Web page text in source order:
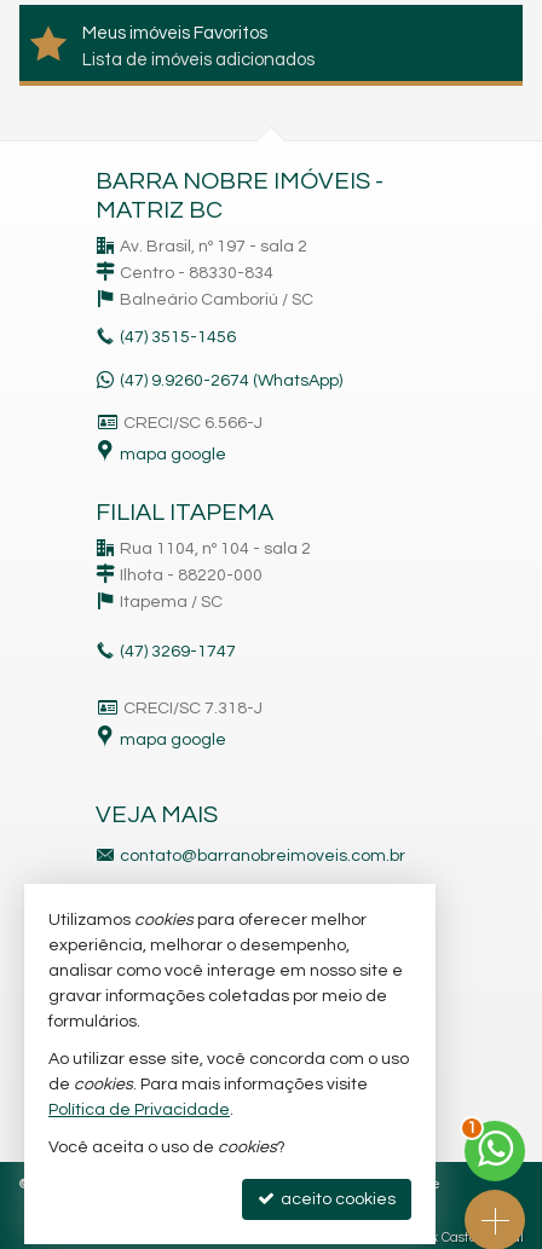
Meus imóveis Favoritos
Lista de imóveis adicionados
BARRA NOBRE IMÓVEIS -
MATRIZ BC
Av. Brasil, nº 197 - sala 2
Centro - 88330-834
Balneário Camboriú / SC
(47) 3515-1456
(47) 9.9260-2674 (WhatsApp)
CRECI/SC 6.566-J
mapa google
FILIAL ITAPEMA
Rua 1104, nº 104 - sala 2
Ilhota - 88220-000
Itapema / SC
(47) 3269-1747
CRECI/SC 7.318-J
mapa google
VEJA MAIS
contato@barranobreimoveis.com.br
receba nosso newsletter
imóveis favoritos
mapa de imóveis
© CRECI/SC 6.566-J e 7.318-J Política de Privacidade
Site para imobiliárias: Castel Digital
1
Utilizamos cookiespara oferecer melhor
experiência, melhorar o desempenho,
analisar como você interage em nosso site e
gravar informações coletadas por meio de
formulários.
Ao utilizar esse site, você concorda com o uso
de cookies. Para mais informações visite
Política de Privacidade.
Você aceita o uso de cookies?
aceito cookies